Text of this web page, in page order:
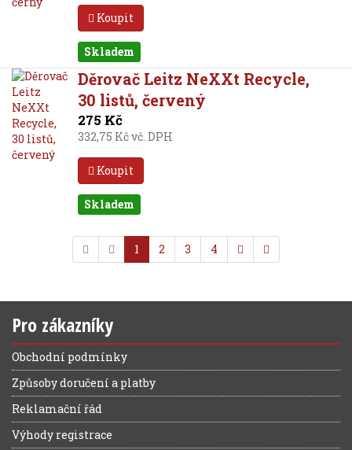
Koupit
Skladem
Děrovač Leitz NeXXt Recycle,
30 listů, červený
275 Kč
332,75 Kč vč. DPH
Koupit
Skladem
1 2 3 4
Pro zákazníky
Obchodní podmínky
Způsoby doručení a platby
Reklamační řád
Výhody registrace